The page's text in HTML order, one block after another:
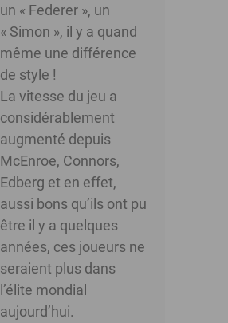
un « Federer », un
« Simon », il y a quand
même une différence
de style !
La vitesse du jeu a
considérablement
augmenté depuis
McEnroe, Connors,
Edberg et en effet,
aussi bons qu’ils ont pu
être il y a quelques
années, ces joueurs ne
seraient plus dans
l’élite mondial
aujourd’hui.